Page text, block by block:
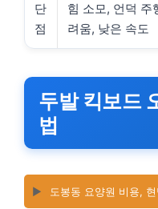
단
점
힘 소모, 언덕 주
려움, 낮은 속도
두발 킥보드
법
▶️ 도봉동 요양원 비용,